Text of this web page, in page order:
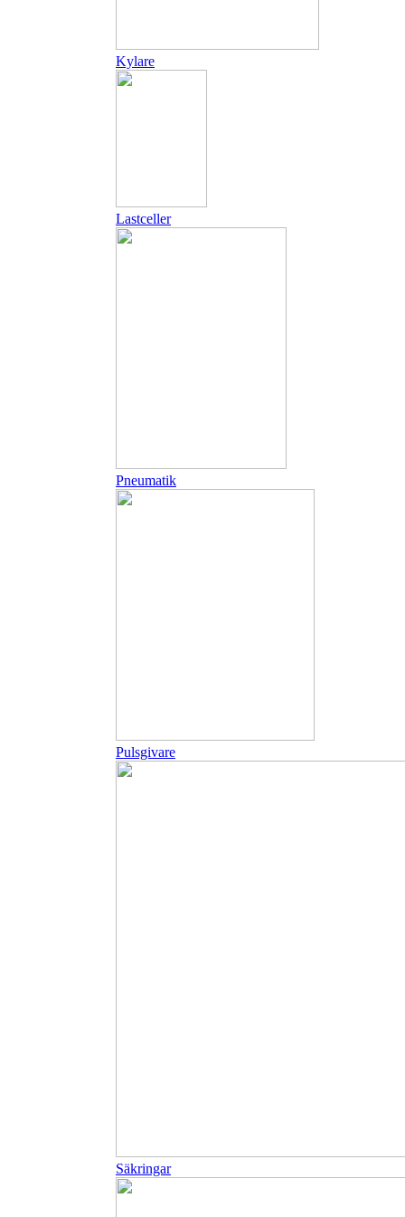
Kylare
Lastceller
Pneumatik
Pulsgivare
Säkringar